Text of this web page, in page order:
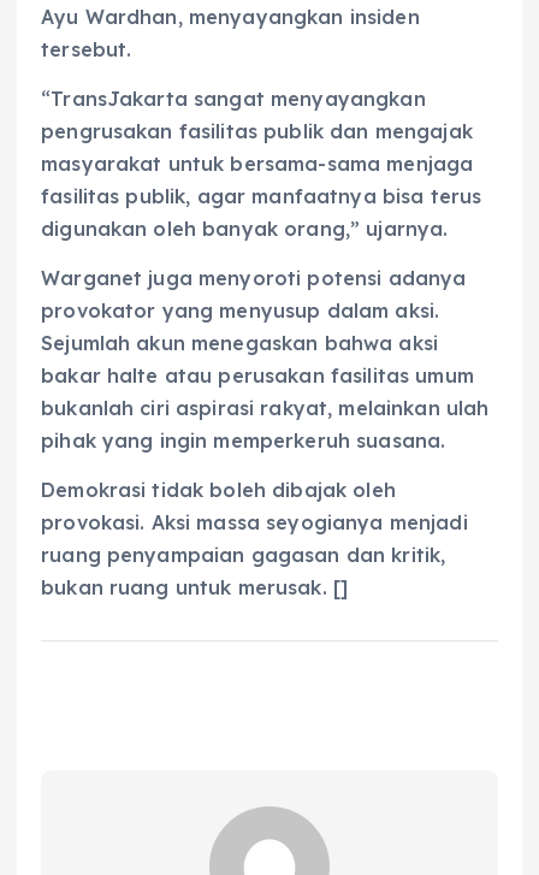
Ayu Wardhan, menyayangkan insiden
tersebut.
“TransJakarta sangat menyayangkan
pengrusakan fasilitas publik dan mengajak
masyarakat untuk bersama-sama menjaga
fasilitas publik, agar manfaatnya bisa terus
digunakan oleh banyak orang,” ujarnya.
Warganet juga menyoroti potensi adanya
provokator yang menyusup dalam aksi.
Sejumlah akun menegaskan bahwa aksi
bakar halte atau perusakan fasilitas umum
bukanlah ciri aspirasi rakyat, melainkan ulah
pihak yang ingin memperkeruh suasana.
Demokrasi tidak boleh dibajak oleh
provokasi. Aksi massa seyogianya menjadi
ruang penyampaian gagasan dan kritik,
bukan ruang untuk merusak. []